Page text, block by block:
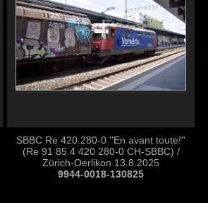
SBBC Re 420.280-0 ''En avant toute!''
(Re 91 85 4 420 280-0 CH-SBBC) /
Zürich-Oerlikon 13.8.2025
9944-0018-130825